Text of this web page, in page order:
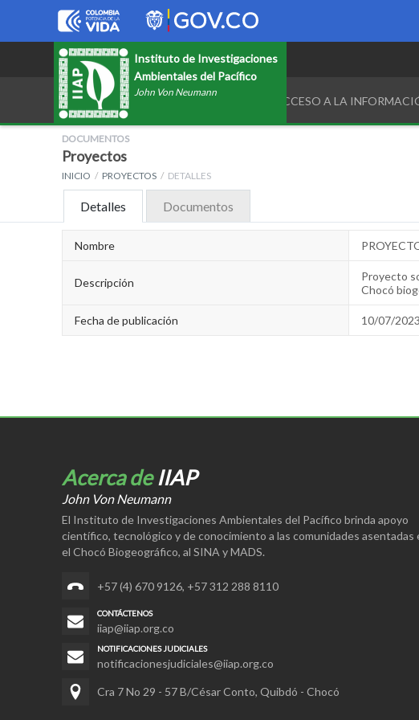
Instituto de Investigaciones
Ambientales del Pacífico
John Von Neumann
TRANSPARENCIA Y ACCESO A LA
DOCUMENTOS
Proyectos
INICIO PROYECTOS DETALLES
Detalles Documentos
Nombre
Descripción
Proyecto
Chocó
Fecha de publicación 10/07/2023
Acerca deIIAP
John Von Neumann
El Instituto de Investigaciones Ambientales del Pacífico brinda apoyo
científico, tecnológico y de conocimiento a las comunidades asentadas
el Chocó Biogeográfico, al SINA y MADS.
+57 (4) 670 9126, +57 312 288 8110
CONTÁCTENOS
iiap@iiap.org.co
NOTIFICACIONES JUDICIALES
notificacionesjudiciales@iiap.org.co
Cra 7 No 29 - 57 B/César Conto, Quibdó - Chocó